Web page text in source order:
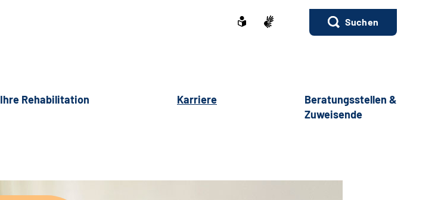
Suchen
Ihre Rehabilitation Karriere
Beratungsstellen &
Zuweisende